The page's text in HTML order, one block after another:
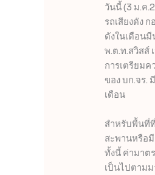
วันนี้ (3 ม.ค
รถเสียงดัง
ดังในเดือน
พ.ต.ท.สวิสส์
การเตรียม
ของ บก.จร.
เดือน
สำหรับพื้นที่
สะพานหรือ
ทั้งนี้ ค่ามาต
เป็นไปตาม